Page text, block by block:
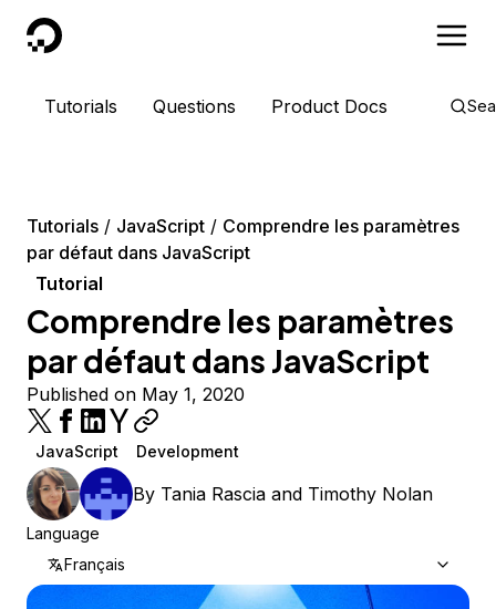
DigitalOcean
Tutorials Questions Product Docs
Tutorials JavaScript
Comprendre les paramètres
par défaut dans JavaScript
Tutorial
Comprendre les paramètres
par défaut dans JavaScript
Published on May 1, 2020
JavaScript Development
By Tania Rascia and Timothy Nolan
Language
Français